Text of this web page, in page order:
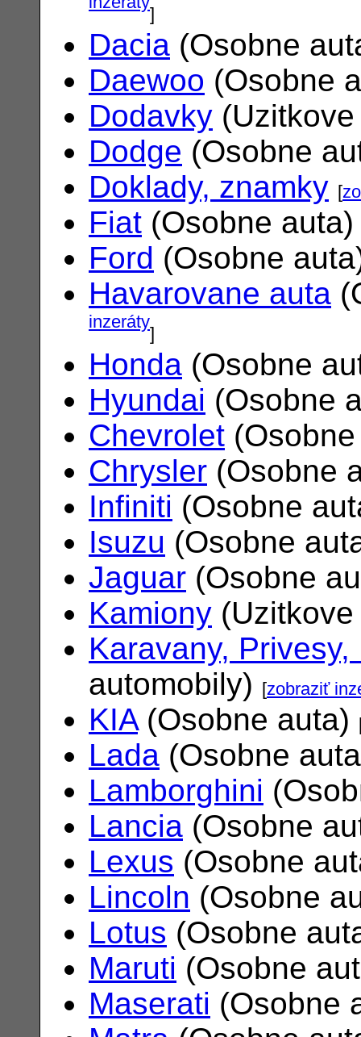
inzeráty]
Dacia (Osobne
Daewoo (Osobne
Dodavky
Dodge (Osobne
Doklady, znamky [
Fiat (Osobne
Ford (Osobne
Havarovane auta
inzeráty]
Honda (Osobne
Hyundai (Osobne
Chevrolet
Chrysler (Osobne
Infiniti (Osobne
Isuzu (Osobne
Jaguar (Osobne
Kamiony
Karavany, Privesy,
automobily)
[zobraziť
KIA(Osobne auta)
Lada (Osobne
Lamborghini
Lancia (Osobne
Lexus (Osobne
Lincoln (Osobne
Lotus (Osobne
Maruti (Osobne
Maserati (Osobne